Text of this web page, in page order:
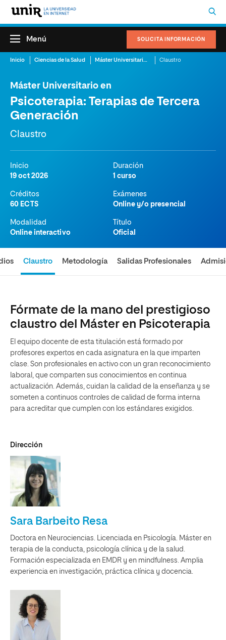
SOLICITA INFORMACIÓN
Menú
Inicio Ciencias de la Salud Máster Universitario en Psicoterapia: Terapias de Tercera Generación Claustro
Máster Universitario en
Psicoterapia: Terapias de Tercera
Generación
Claustro
Inicio
19 oct 2026
Duración
1 curso
Créditos
60 ECTS
Exámenes
Online y/o presencial
Modalidad
Online interactivo
Título
Oficial
Claustro Metodología Salidas Profesionales
Fórmate de la mano del prestigioso
claustro del Máster en Psicoterapia
El equipo docente de esta titulación está formado por
profesores expertos en cada asignatura en la que imparten
clase. Son profesionales en activo con un gran reconocimiento
laboral, que comparten sus conocimientos en continua
actualización. Además, cuidan la calidad de la enseñanza y se
someten a continuos controles de calidad de forma interna
para acreditar que cumplen con los estándares exigidos.
Dirección
Sara Barbeito Resa
Doctora en Neurociencias. Licenciada en Psicología. Máster en
terapia de la conducta, psicología clínica y de la salud.
Formación especializada en EMDR y en mindfulness. Amplia
experiencia en investigación, práctica clínica y docencia.